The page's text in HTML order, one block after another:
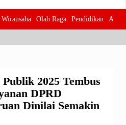
Wirausaha Olah Raga Pendidikan
Responsif
2025 Tembus
DPRD
Dinilai Semakin